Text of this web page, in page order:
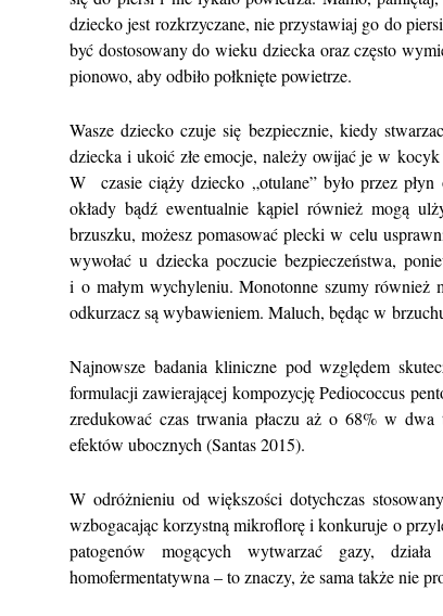
dziecko jest rozkrzyczane, nie przystawiaj go do
być dostosowany do wieku dziecka oraz często
pionowo, aby odbiło połknięte powietrze.
Wasze dziecko czuje się bezpiecznie, kiedy
dziecka i ukoić złe emocje, należy owijać je w
W czasie ciąży dziecko „otulane” było przez
okłady bądź ewentualnie kąpiel również mogą
brzuszku, możesz pomasować plecki w celu
wywołać u dziecka poczucie bezpieczeństwa,
i o małym wychyleniu. Monotonne szumy również
odkurzacz są wybawieniem. Maluch, będąc w
Najnowsze badania kliniczne pod względem
formulacji zawierającej kompozycję Pediococcus
zredukować czas trwania płaczu aż o 68% w
efektów ubocznych (Santas 2015).
W odróżnieniu od większości dotychczas
wzbogacając korzystną mikroflorę i konkuruje o
patogenów mogących wytwarzać gazy,
homofermentatywna – to znaczy, że sama także nie